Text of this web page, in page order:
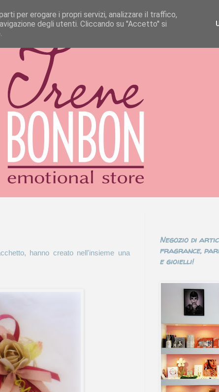
hanno creato nell'insieme una
Negozio di
fragrance,
e gioielli!
per erogare i propri servizi, analizzare il traffico,
degli utenti. Cliccando su ''Accetto'' si